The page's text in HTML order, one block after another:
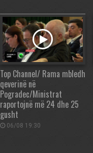
Top Channel/ Rama mbledh
qeverinë në
Pogradec/Ministrat
raportojnë më 24 dhe 25
gusht
06/08 19:30